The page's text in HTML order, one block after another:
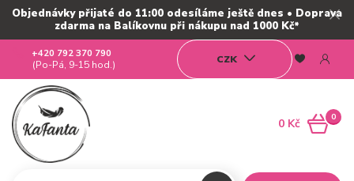
Objednávky přijaté do 11:00 odesíláme ještě dnes • Doprava
zdarma na Balíkovnu při nákupu nad 1000 Kč*
CZK
+420 792 370 790
(Po-Pá, 9-15 hod.)
0
0 Kč